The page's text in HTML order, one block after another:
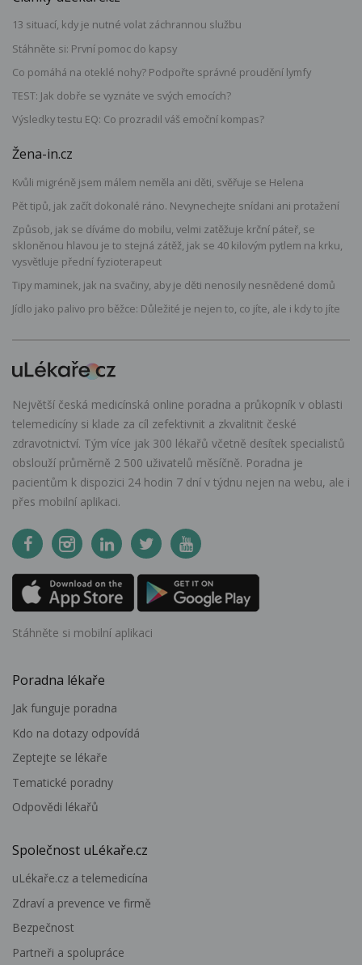
13 situací, kdy je nutné volat záchrannou službu
Stáhněte si: První pomoc do kapsy
Co pomáhá na oteklé nohy? Podpořte správné proudění lymfy
TEST: Jak dobře se vyznáte ve svých emocích?
Výsledky testu EQ: Co prozradil váš emoční kompas?
Žena-in.cz
Kvůli migréně jsem málem neměla ani děti, svěřuje se Helena
Pět tipů, jak začít dokonalé ráno. Nevynechejte snídani ani protažení
Způsob, jak se díváme do mobilu, velmi zatěžuje krční páteř, se
skloněnou hlavou je to stejná zátěž, jak se 40 kilovým pytlem na krku,
vysvětluje přední fyzioterapeut
Tipy maminek, jak na svačiny, aby je děti nenosily nesnědené domů
Jídlo jako palivo pro běžce: Důležité je nejen to, co jíte, ale i kdy to jíte
Největší česká medicínská online poradna a průkopník v oblasti
telemedicíny si klade za cíl zefektivnit a zkvalitnit české
zdravotnictví. Tým více jak 300 lékařů včetně desítek specialistů
obslouží průměrně 2 500 uživatelů měsíčně. Poradna je
pacientům k dispozici 24 hodin 7 dní v týdnu nejen na webu, ale i
přes mobilní aplikaci.
Stáhněte si mobilní aplikaci
Poradna lékaře
Jak funguje poradna
Kdo na dotazy odpovídá
Zeptejte se lékaře
Tematické poradny
Odpovědi lékařů
Společnost uLékaře.cz
uLékaře.cz a telemedicína
Zdraví a prevence ve firmě
Bezpečnost
Partneři a spolupráce